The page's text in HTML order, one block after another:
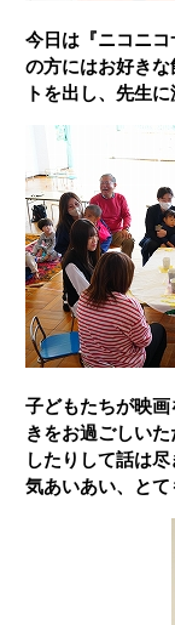
今日は『ニコニ
の方にはお好き
トを出し、先生
子どもたちが映
きをお過ごしい
したりして話は
気あいあい、と